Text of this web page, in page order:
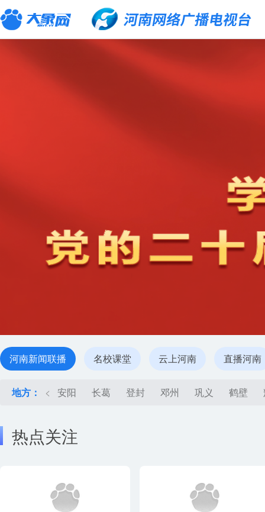
河南新闻联播 名校课堂 云上河南 直播河南
地方： < 安阳 长葛 登封 邓州 巩义 鹤壁
热点关注